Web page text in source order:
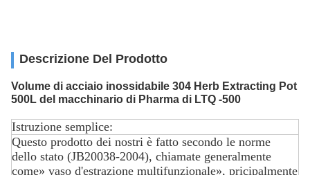
Descrizione Del Prodotto
Volume di acciaio inossidabile 304 Herb Extracting Pot
500L del macchinario di Pharma di LTQ -500
Istruzione semplice:
Questo prodotto dei nostri è fatto secondo le norme
dello stato (JB20038-2004), chiamate generalmente
come» vaso d'estrazione multifunzionale», pricipalmente